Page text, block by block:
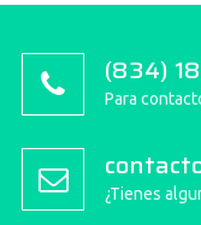
(834)
Para
¿Tienes